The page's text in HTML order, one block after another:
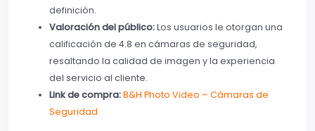
definición.
Valoración del público:Los usuarios le otorgan una
calificación de 4.8 en cámaras de seguridad,
resaltando la calidad de imagen y la experiencia
del servicio al cliente.
Link de compra:B&H Photo Video – Cámaras de
Seguridad